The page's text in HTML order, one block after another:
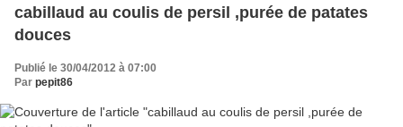
cabillaud au coulis de persil ,purée de patates
douces
Publié le 30/04/2012 à 07:00
Par pepit86